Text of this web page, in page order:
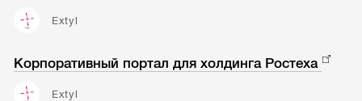
Extyl
Корпоративный портал для холдинга Ростеха
Extyl